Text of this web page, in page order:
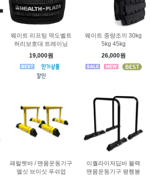
웨이트 리프팅 역도벨트
허리보호대 트레이닝
19,000원
웨이트 중량조끼 30kg
5kg 45kg
26,000원
패럴렛바 / 맨몸운동기구
엘싯 브이싯 푸쉬업
이퀄라이저딥바 블랙
맨몸운동기구 평행봉